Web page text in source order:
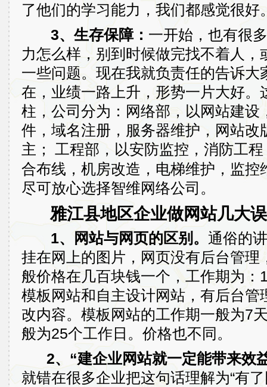
了他们的学习能力，我们都感觉很好
3、生存保障： 一开始，也有很
力怎么样，别到时候做完找不着人
一些问题。现在我就负责任的告诉
在，业绩一路上升，形势一片大好。
柱，公司分为：网络部，以网站建设
件，域名注册，服务器维护，网站改
主；
工程部，以安防监控，消防工
合布线，机房改造，电梯维护，监控
尽可放心选择智维网络公司。
雅江县地区企业做网站几大
1、网站与网页的区别。 通俗的
挂在网上的图片，网页没有后台管理
般价格在几百块钱一个，工作期为
模板网站和自主设计网站，有后台管
改内容。模板网站的工作期一般为7
般为25个工作日。价格也不同。
2、“建企业网站就一定能带来效
就错在很多企业把这句话理解为“有